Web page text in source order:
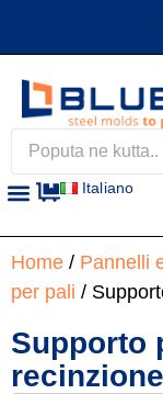
Italiano
Home / Pannelli
per pali /
Supporto